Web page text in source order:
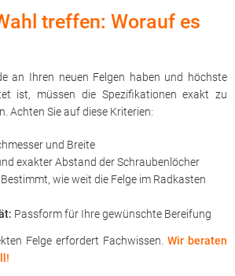
treffen: Worauf es
an Ihren neuen Felgen haben und höchste
ist, müssen die Spezifikationen exakt zu
Achten Sie auf diese Kriterien:
und Breite
exakter Abstand der Schraubenlöcher
Bestimmt, wie weit die Felge im Radkasten
Passform für Ihre gewünschte Bereifung
Felge erfordert Fachwissen. Wir beraten